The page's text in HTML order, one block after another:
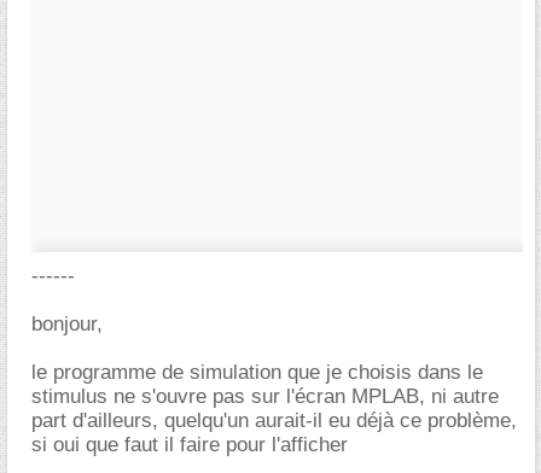
------
bonjour,
le programme de simulation que je choisis dans le
stimulus ne s'ouvre pas sur l'écran MPLAB, ni autre
part d'ailleurs, quelqu'un aurait-il eu déjà ce problème,
si oui que faut il faire pour l'afficher